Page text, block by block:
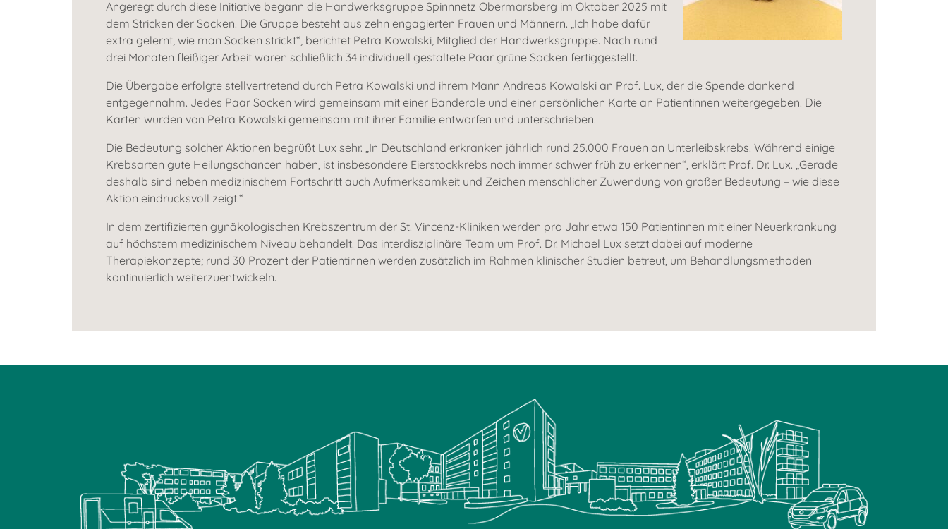
Angeregt durch diese Initiative begann die Handwerksgruppe Spinnnetz Obermarsberg im Oktober 2025 mit
dem Stricken der Socken. Die Gruppe besteht aus zehn engagierten Frauen und Männern. „Ich habe dafür
extra gelernt, wie man Socken strickt“, berichtet Petra Kowalski, Mitglied der Handwerksgruppe. Nach rund
drei Monaten fleißiger Arbeit waren schließlich 34 individuell gestaltete Paar grüne Socken fertiggestellt.
Die Übergabe erfolgte stellvertretend durch Petra Kowalski und ihrem Mann Andreas Kowalski an Prof. Lux, der die Spende dankend
entgegennahm. Jedes Paar Socken wird gemeinsam mit einer Banderole und einer persönlichen Karte an Patientinnen weitergegeben. Die
Karten wurden von Petra Kowalski gemeinsam mit ihrer Familie entworfen und unterschrieben.
Die Bedeutung solcher Aktionen begrüßt Lux sehr. „In Deutschland erkranken jährlich rund 25.000 Frauen an Unterleibskrebs. Während einige
Krebsarten gute Heilungschancen haben, ist insbesondere Eierstockkrebs noch immer schwer früh zu erkennen“, erklärt Prof. Dr. Lux. „Gerade
deshalb sind neben medizinischem Fortschritt auch Aufmerksamkeit und Zeichen menschlicher Zuwendung von großer Bedeutung – wie diese
Aktion eindrucksvoll zeigt.“
In dem zertifizierten gynäkologischen Krebszentrum der St. Vincenz-Kliniken werden pro Jahr etwa 150 Patientinnen mit einer Neuerkrankung
auf höchstem medizinischem Niveau behandelt. Das interdisziplinäre Team um Prof. Dr. Michael Lux setzt dabei auf moderne
Therapiekonzepte; rund 30 Prozent der Patientinnen werden zusätzlich im Rahmen klinischer Studien betreut, um Behandlungsmethoden
kontinuierlich weiterzuentwickeln.